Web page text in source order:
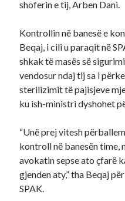
shoferin e tij, Arben Dani.
Kontrollin në banesë e
Beqaj, i cili u paraqit në
shkak të masës së
vendosur ndaj tij sa i
sterilizimit të pajisjeve
ku ish-ministri dyshohet
“Unë prej vitesh
kontroll në banesën time,
avokatin sepse ato çfarë
gjenden aty,” tha Beqaj
SPAK.